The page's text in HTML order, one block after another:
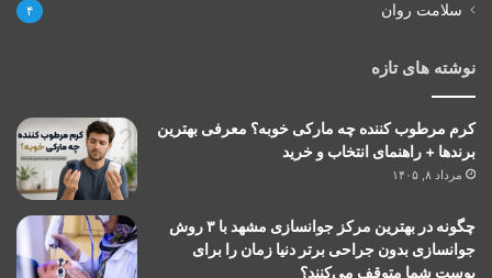
سلامت روان ۴
نوشته های تازه
کرم مرطوب کننده چه مارکی خوبه؟ معرفی بهترین
برندها + راهنمای انتخاب و خرید
مرداد ۸, ۱۴۰۵
چگونه در بهترین مرکز جوانسازی مشهد با ۳ روش
جوانسازی بدون جراحی برتر دنیا زمان را برای
پوست شما متوقف می‌کنند؟